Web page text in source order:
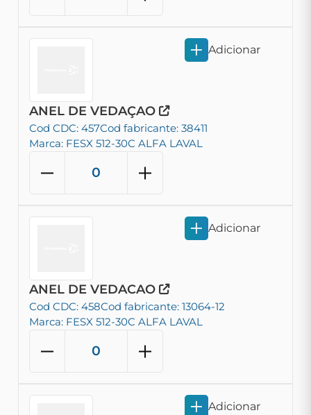
ANEL DE VEDAÇAO
Cod CDC: 457Cod fabricante: 38411
Marca: FESX 512-30C ALFA LAVAL
Adicionar
ANEL DE VEDACAO
Cod CDC: 458Cod fabricante: 13064-12
Marca: FESX 512-30C ALFA LAVAL
Adicionar
Adicionar